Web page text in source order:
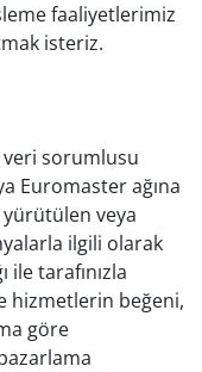
faaliyetlerimiz
isteriz.
veri sorumlusu
Euromaster ağına
yürütülen veya
ilgili olarak
ile tarafınızla
hizmetlerin beğeni,
göre